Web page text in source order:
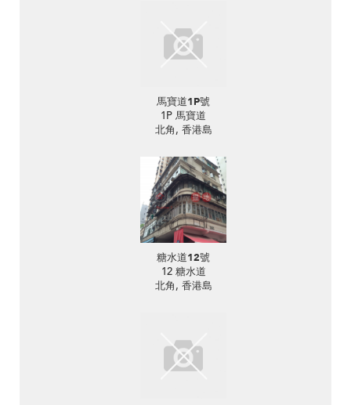
馬寶道1P號
1P 馬寶道
北角, 香港島
糖水道12號
12 糖水道
北角, 香港島